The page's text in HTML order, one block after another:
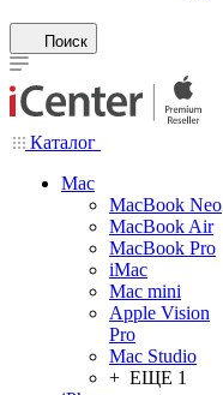
Поиск
Каталог
Mac
MacBook Neo
MacBook Air
MacBook Pro
iMac
Mac mini
Apple Vision
Pro
Mac Studio
+ ЕЩЕ 1